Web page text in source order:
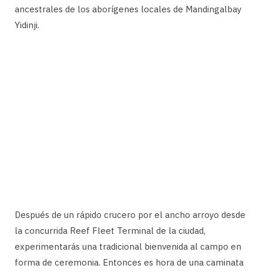
ancestrales de los aborígenes locales de Mandingalbay
Yidinji.
Después de un rápido crucero por el ancho arroyo desde
la concurrida Reef Fleet Terminal de la ciudad,
experimentarás una tradicional bienvenida al campo en
forma de ceremonia. Entonces es hora de una caminata